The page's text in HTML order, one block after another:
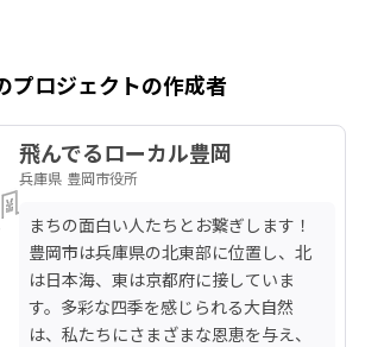
プロジェクトの作成者
飛んでるローカル豊岡
兵庫県 豊岡市役所
まちの面白い人たちとお繋ぎします！
豊岡市は兵庫県の北東部に位置し、北
は日本海、東は京都府に接していま
す。多彩な四季を感じられる大自然
は、私たちにさまざまな恩恵を与え、